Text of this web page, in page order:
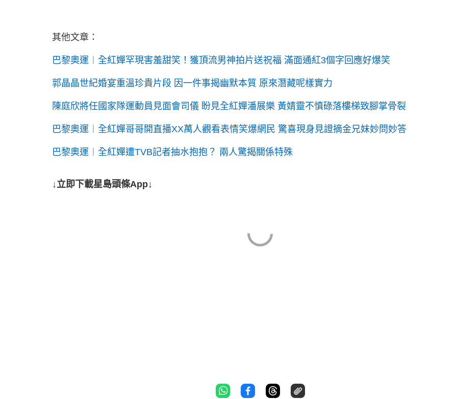
其他文章：
巴黎奧運︱全紅嬋罕現害羞甜笑！獲頂流男神拍片送祝福 滿面通紅3個字回應好爆笑
郭晶晶世紀婚宴重溫珍貴片段 因一件事揭幽默本質 原來潛藏呢樣實力
陳庭欣將任國家隊運動員見面會司儀 盼見全紅嬋潘展樂 黃婧靈不慎碌落樓梯致腳掌骨裂
巴黎奧運︱全紅嬋哥哥開直播XX萬人觀看表情笑爆網民 驚喜現身見證摘金兄妹妙問妙答
巴黎奧運︱全紅嬋遭TVB記者抽水抱抱？ 兩人驚揭關係特殊
↓立即下載星島頭條App↓